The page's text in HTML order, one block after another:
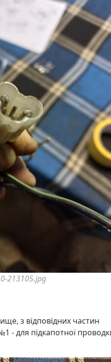
213105.jpg
з відповідних частин
- для підкапотної